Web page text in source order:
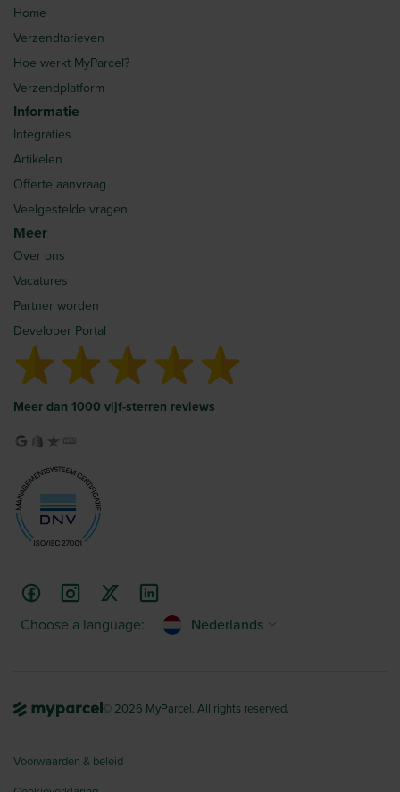
Home
Verzendtarieven
Hoe werkt MyParcel?
Verzendplatform
Informatie
Integraties
Artikelen
Offerte aanvraag
Veelgestelde vragen
Meer
Over ons
Vacatures
Partner worden
Developer Portal
Meer dan 1000 vijf-sterren reviews
Choose a language: Nederlands
© 2026 MyParcel. All rights reserved.
Voorwaarden & beleid